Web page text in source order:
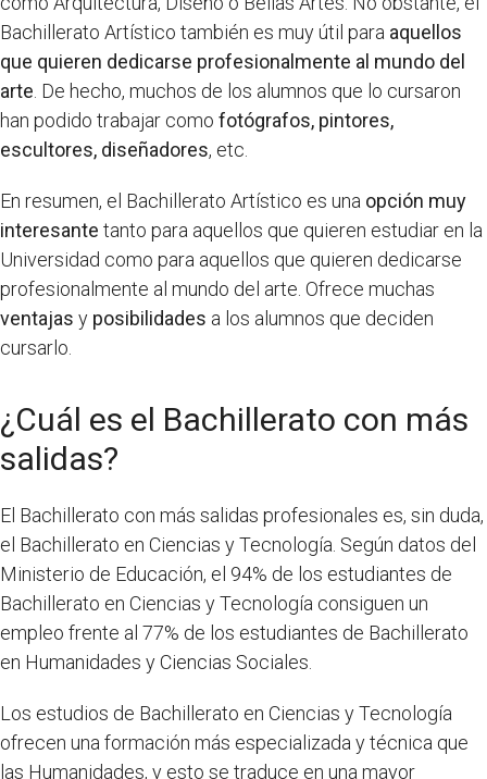
Bachillerato Artístico también es muy útil para aquellos
que quieren dedicarse profesionalmente al mundo del
arte . De hecho, muchos de los alumnos que lo cursaron
han podido trabajar como fotógrafos, pintores,
escultores, diseñadores, etc.
En resumen, el Bachillerato Artístico es una opción muy
interesante tanto para aquellos que quieren estudiar en la
Universidad como para aquellos que quieren dedicarse
profesionalmente al mundo del arte. Ofrece muchas
ventajas y posibilidades a los alumnos que deciden
cursarlo.
¿Cuál es el Bachillerato con más
salidas?
El Bachillerato con más salidas profesionales es, sin duda,
el Bachillerato en Ciencias y Tecnología. Según datos del
Ministerio de Educación, el 94% de los estudiantes de
Bachillerato en Ciencias y Tecnología consiguen un
empleo frente al 77% de los estudiantes de Bachillerato
en Humanidades y Ciencias Sociales.
Los estudios de Bachillerato en Ciencias y Tecnología
ofrecen una formación más especializada y técnica que
las Humanidades, y esto se traduce en una mayor